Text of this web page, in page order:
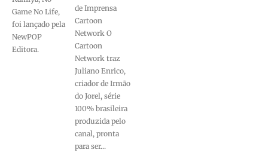
Game No Life,
foi lançado pela
NewPOP
Editora.
de Imprensa
Cartoon
Network O
Cartoon
Network traz
Juliano Enrico,
criador de Irmão
do Jorel, série
100% brasileira
produzida pelo
canal, pronta
para ser...